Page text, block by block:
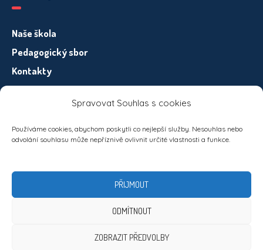
Spravovat Souhlas s cookies
Používáme cookies, abychom poskytli co nejlepší služby. Nesouhlas nebo
odvolání souhlasu může nepříznivě ovlivnit určité vlastnosti a funkce.
PŘIJMOUT
ODMÍTNOUT
ZOBRAZIT PŘEDVOLBY
Naše škola
Pedagogický sbor
Kontakty
Informace pro subjekty osobních údajů – GDPR